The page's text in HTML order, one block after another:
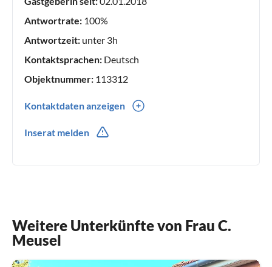
leidenschaftliche Zeelandfans und sind gerne zu Gast in
unseren beiden Häusern. Ich freue mich wenn unsere Gäste
haben
Antwortrate: 100%
Antwortzeit: unter 3h
Kontaktsprachen: Deutsch
Objektnummer: 113312
Kontaktdaten anzeigen
Inserat melden
Weitere Unterkünfte von Frau C.
Meusel